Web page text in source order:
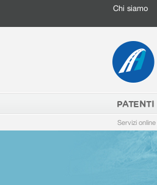
Chi siamo
PATENTI
Servizi online